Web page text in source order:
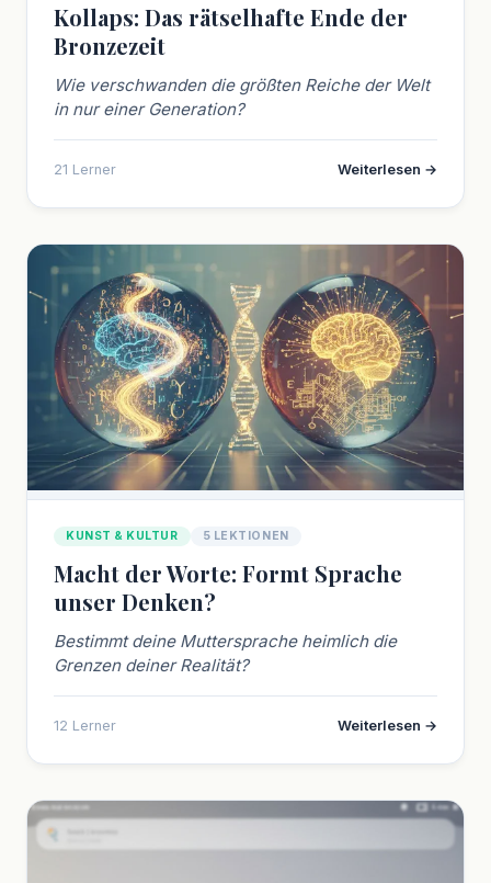
Kollaps: Das rätselhafte Ende der
Bronzezeit
Wie verschwanden die größten Reiche der Welt
in nur einer Generation?
21 Lerner Weiterlesen →
KUNST & KULTUR 5 LEKTIONEN
Macht der Worte: Formt Sprache
unser Denken?
Bestimmt deine Muttersprache heimlich die
Grenzen deiner Realität?
12 Lerner Weiterlesen →